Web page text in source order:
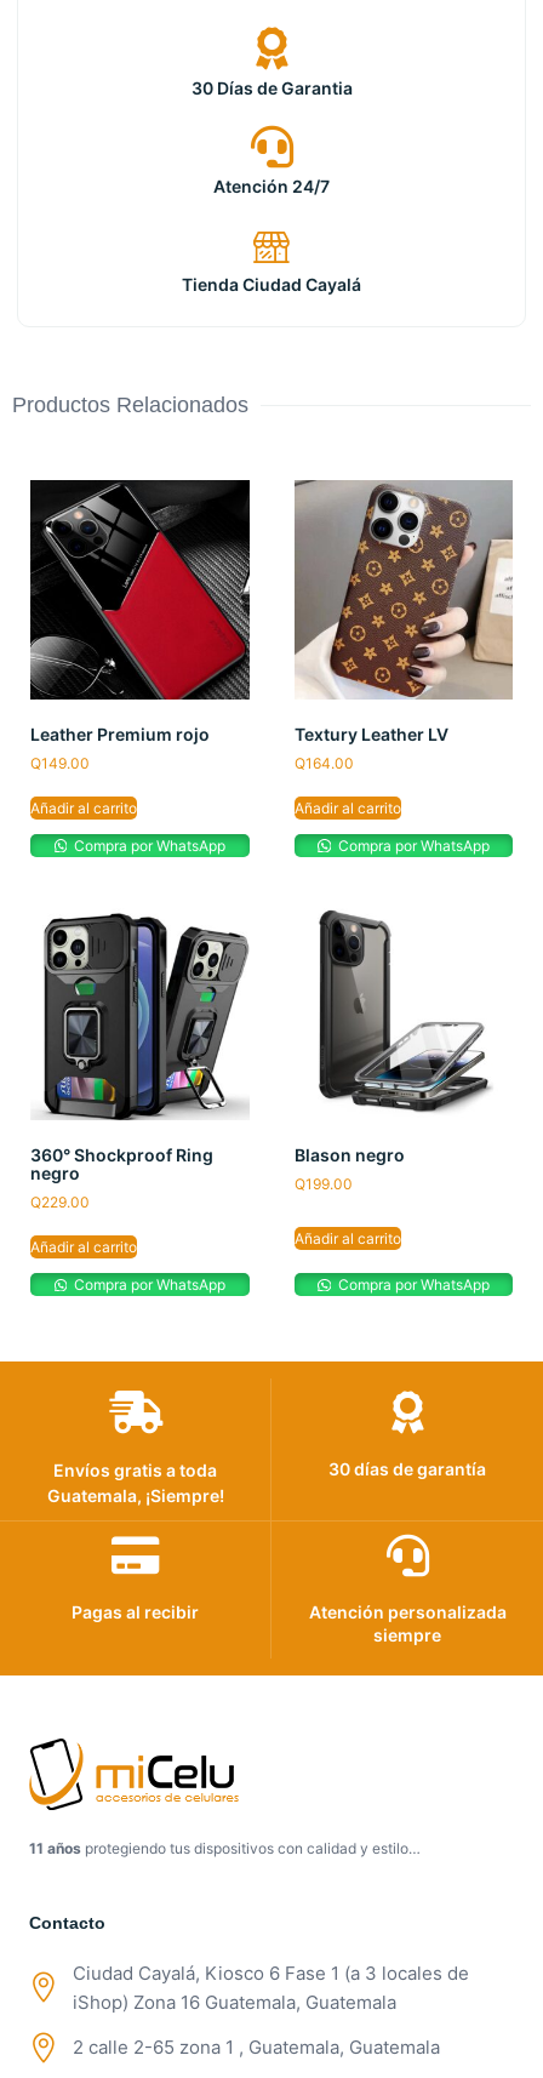
30 Días de Garantia
Atención 24/7
Tienda Ciudad Cayalá
Productos Relacionados
Leather Premium rojo
Q149.00
Añadir al carrito
Compra por WhatsApp
Textury Leather LV
Q164.00
Añadir al carrito
Compra por WhatsApp
360° Shockproof Ring
negro
Q229.00
Añadir al carrito
Compra por WhatsApp
Blason negro
Q199.00
Añadir al carrito
Compra por WhatsApp
Envíos gratis a toda
Guatemala, ¡Siempre!
30 días de garantía
Pagas al recibir
Atención personalizada
siempre
11 años protegiendo tus dispositivos con calidad y estilo…
Contacto
Ciudad Cayalá, Kiosco 6 Fase 1 (a 3 locales de
iShop) Zona 16 Guatemala, Guatemala
2 calle 2-65 zona 1 , Guatemala, Guatemala